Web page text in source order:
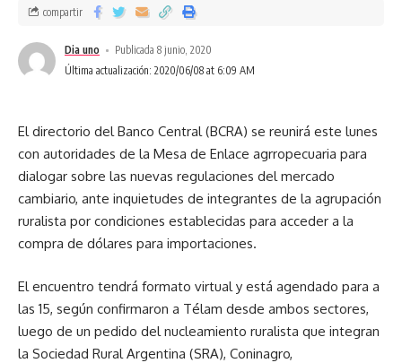
Última actualización: 2020/06/08 at 6:09 AM
Dia uno Publicada 8 junio, 2020
compartir
El directorio del Banco Central (BCRA) se reunirá este lunes
con autoridades de la Mesa de Enlace agrropecuaria para
dialogar sobre las nuevas regulaciones del mercado
cambiario, ante inquietudes de integrantes de la agrupación
ruralista por condiciones establecidas para acceder a la
compra de dólares para importaciones.
El encuentro tendrá formato virtual y está agendado para a
las 15, según confirmaron a Télam desde ambos sectores,
luego de un pedido del nucleamiento ruralista que integran
la Sociedad Rural Argentina (SRA), Coninagro,